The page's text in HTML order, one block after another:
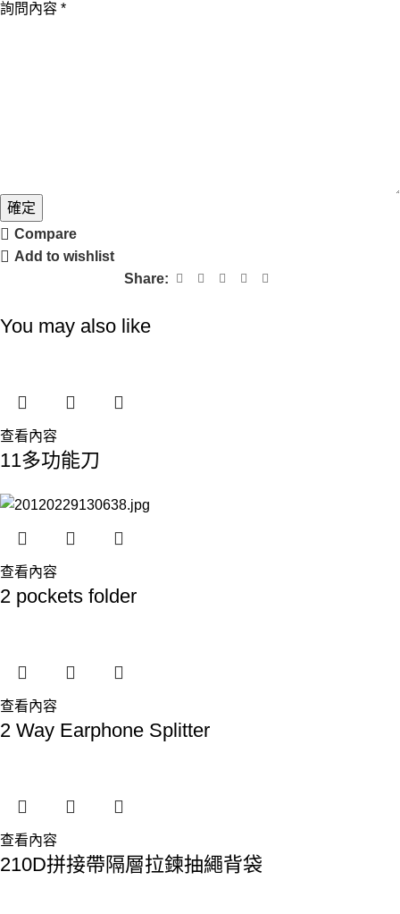
詢問內容 *
確定
Compare
Add to wishlist
Share:
You may also like
查看內容
11多功能刀
查看內容
2 pockets folder
查看內容
2 Way Earphone Splitter
查看內容
210D拼接帶隔層拉鍊抽繩背袋